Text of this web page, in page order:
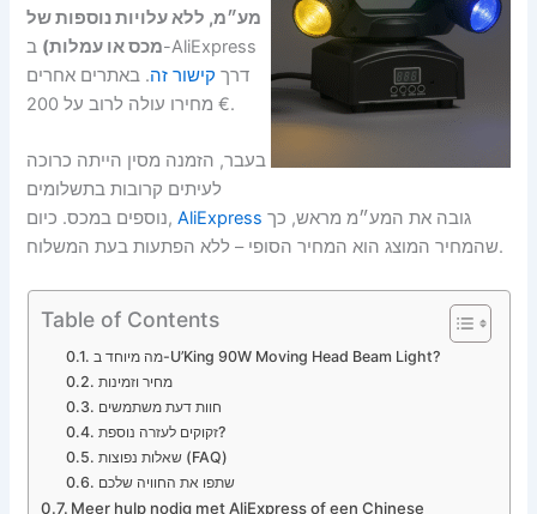
מע״מ, ללא עלויות נוספות של
מכס או עמלות) ב-AliExpress
דרך קישור זה. באתרים אחרים
מחירו עולה לרוב על 200 €.
בעבר, הזמנה מסין הייתה כרוכה
לעיתים קרובות בתשלומים
נוספים במכס. כיום,AliExpress גובה את המע״מ מראש, כך
שהמחיר המוצג הוא המחיר הסופי – ללא הפתעות בעת המשלוח.
Table of Contents
מה מיוחד ב-U’King 90W Moving Head Beam Light?
מחיר וזמינות
חוות דעת משתמשים
זקוקים לעזרה נוספת?
שאלות נפוצות (FAQ)
שתפו את החוויה שלכם
Meer hulp nodig met AliExpress of een Chinese